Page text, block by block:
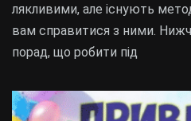
лякливими, але існують
вам справитися з ними.
порад, що робити під